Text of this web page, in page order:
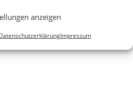
anzeigen
Impressum